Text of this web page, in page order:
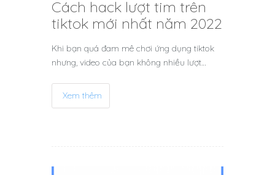
Cách hack lượt tim trên
tiktok mới nhất năm 2022
Khi bạn quá đam mê chơi ứng dụng tiktok
nhưng, video của bạn không nhiều lượt…
Xem thêm